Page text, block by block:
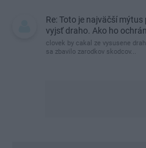
Re: Toto je najväčší
vyjsť draho. Ako ho
clovek by cakal ze vysusene
sa zbavilo zarodkov skodcov...